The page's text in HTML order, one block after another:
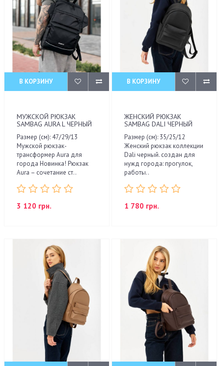
В КОРЗИНУ
МУЖСКОЙ РЮКЗАК
SAMBAG AURA L ЧЕРНЫЙ
Размер (см): 47/29/13
Мужской рюкзак-
трансформер Aura для
города Новинка! Рюкзак
Aura – сочетание ст..
3 120 грн.
В КОРЗИНУ
ЖЕНСКИЙ РЮКЗАК
SAMBAG DALI ЧЕРНЫЙ
Размер (см): 35/25/12
Женский рюкзак коллекции
Dali черный. создан для
нужд города: прогулок,
работы..
1 780 грн.